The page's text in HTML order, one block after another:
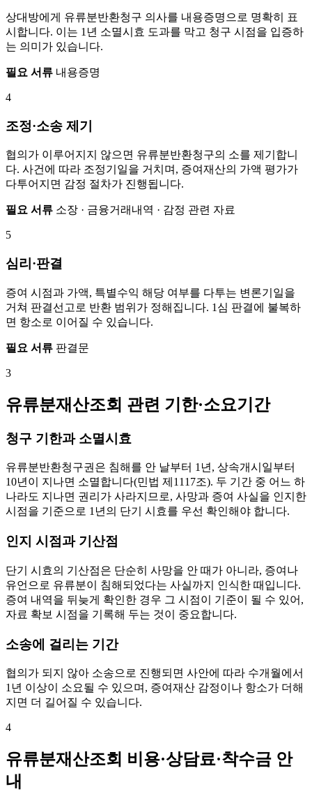
상대방에게 유류분반환청구 의사를 내용증명으로 명확히 표
시합니다. 이는 1년 소멸시효 도과를 막고 청구 시점을 입증하
는 의미가 있습니다.
필요 서류 내용증명
4
조정·소송 제기
협의가 이루어지지 않으면 유류분반환청구의 소를 제기합니
다. 사건에 따라 조정기일을 거치며, 증여재산의 가액 평가가
다투어지면 감정 절차가 진행됩니다.
필요 서류 소장 · 금융거래내역 · 감정 관련 자료
5
심리·판결
증여 시점과 가액, 특별수익 해당 여부를 다투는 변론기일을
거쳐 판결선고로 반환 범위가 정해집니다. 1심 판결에 불복하
면 항소로 이어질 수 있습니다.
필요 서류 판결문
3
유류분재산조회 관련 기한·소요기간
청구 기한과 소멸시효
유류분반환청구권은 침해를 안 날부터 1년, 상속개시일부터
10년이 지나면 소멸합니다(민법 제1117조). 두 기간 중 어느 하
나라도 지나면 권리가 사라지므로, 사망과 증여 사실을 인지한
시점을 기준으로 1년의 단기 시효를 우선 확인해야 합니다.
인지 시점과 기산점
단기 시효의 기산점은 단순히 사망을 안 때가 아니라, 증여나
유언으로 유류분이 침해되었다는 사실까지 인식한 때입니다.
증여 내역을 뒤늦게 확인한 경우 그 시점이 기준이 될 수 있어,
자료 확보 시점을 기록해 두는 것이 중요합니다.
소송에 걸리는 기간
협의가 되지 않아 소송으로 진행되면 사안에 따라 수개월에서
1년 이상이 소요될 수 있으며, 증여재산 감정이나 항소가 더해
지면 더 길어질 수 있습니다.
4
유류분재산조회 비용·상담료·착수금 안
내